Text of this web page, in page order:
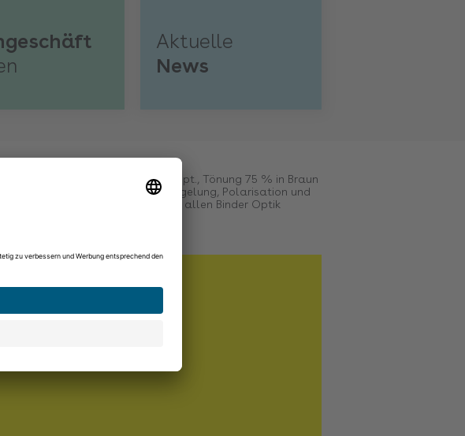
Aktuelle
News
(n1.5 | sph. +/- 6, cyl. 2.0 dpt., Tönung 75 % in Braun
Entspiegelung, Verlauf, Verspiegelung, Polarisation und
angerechnet. Einlösbar in allen Binder Optik
bis 31.12.2026.